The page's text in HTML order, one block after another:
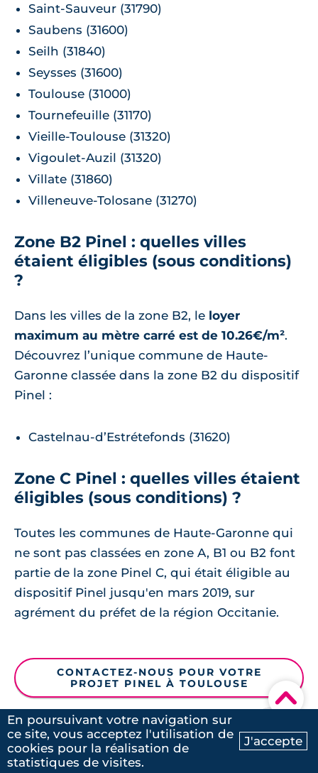
Ma recherche Contactez-nous
▾
Saint-Sauveur (31790)
Saubens (31600)
Seilh (31840)
Seysses (31600)
Toulouse (31000)
Tournefeuille (31170)
Vieille-Toulouse (31320)
Vigoulet-Auzil (31320)
Villate (31860)
Villeneuve-Tolosane (31270)
Zone B2 Pinel : quelles villes
étaient éligibles (sous conditions)
?
Dans les villes de la zone B2, le loyer
maximum au mètre carré est de 10.26€/m².
Découvrez l’unique commune de Haute-
Garonne classée dans la zone B2 du dispositif
Pinel :
Castelnau-d’Estrétefonds (31620)
Zone C Pinel : quelles villes étaient
éligibles (sous conditions) ?
Toutes les communes de Haute-Garonne qui
ne sont pas classées en zone A, B1 ou B2 font
partie de la zone Pinel C, qui était éligible au
dispositif Pinel jusqu'en mars 2019, sur
agrément du préfet de la région Occitanie.
CONTACTEZ-NOUS POUR VOTRE
PROJET PINEL À TOULOUSE
373 Programmes
En poursuivant votre navigation sur
ce site, vous acceptez l'utilisation de
cookies pour la réalisation de
statistiques de visites.
J'accepte